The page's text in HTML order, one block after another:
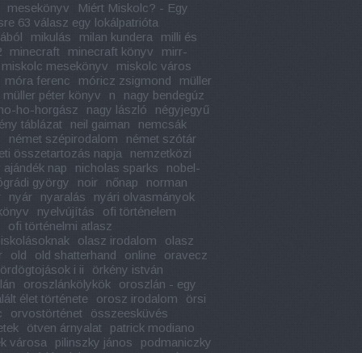
mesekönyv
Miért Miskolc? - Egy
63 válasz egy lokálpatrióta
mikulás milan kundera
milli és
minecraft minecraft könyv
mirr-
miskolc mesekönyv
miskolc város
móra ferenc móricz zsigmond
müller
müller péter könyv n
nagy bendegúz
ho-horgász
nagy lászló
négyjegyű
táblázat
neil gaiman
nemcsák
német szépirodalom
német szótár
összetartozás napja
nemzetközi
ajándék nap
nicholas sparks
nobel-
györgy noir nőnap
norman
nyár nyaralás
nyári olvasmányok
nyelvújítás
ofi történelem
ofi történelmi atlasz
olasz irodalom
olasz
old old shatterhand online
oravecz
ördögtojások i ii
örkény istván
oroszlánkölykök
oroszlán - egy
élet története
orosz irodalom
örsi
orvostörténet
összeesküvés
ötven árnyalat
patrick modiano
városa
pilinszky jános
podmaniczky